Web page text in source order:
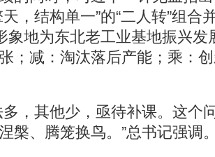
，结构单一”的“二人转”组合
象地为东北老工业基地振兴
；减：淘汰落后产能；乘：
其他少，亟待补课。这个
槃、腾笼换鸟。”总书记强调